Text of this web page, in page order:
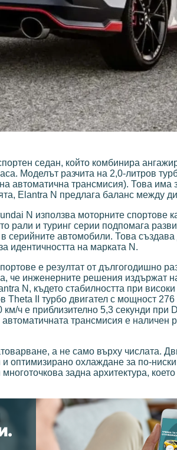
седан, който комбинира
Моделът разчита на 2,0-литров
автоматична трансмисия). Това има
Elantra N предлага баланс между
N използва моторните спортове
рали и туринг серии подпомага
серийните автомобили. Това
идентичността на марката N.
е резултат от дългогодишно
че инженерните решения издържат
N, където стабилността при
Theta II турбо двигател с мощност
ч е приблизително 5,3 секунди при
трансмисия е
а не само върху числата.
оптимизирано охлаждане за по-
задна архитектура,